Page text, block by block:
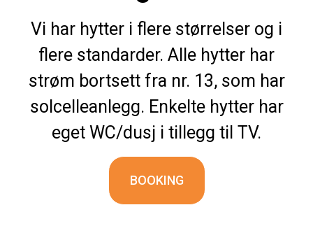
Vi har hytter i flere størrelser og i
flere standarder. Alle hytter har
strøm bortsett fra nr. 13, som har
solcelleanlegg. Enkelte hytter har
eget WC/dusj i tillegg til TV.
BOOKING